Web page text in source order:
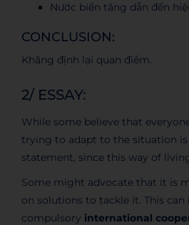
Nước biển tăng dẫn đến
CONCLUSION:
Khẳng định lại quan điểm.
2/ ESSAY:
While some believe that
trying to adapt to the situation is
statement, since this way of
Some might advocate that it is
on solutions to tackle it. This can
compulsory international